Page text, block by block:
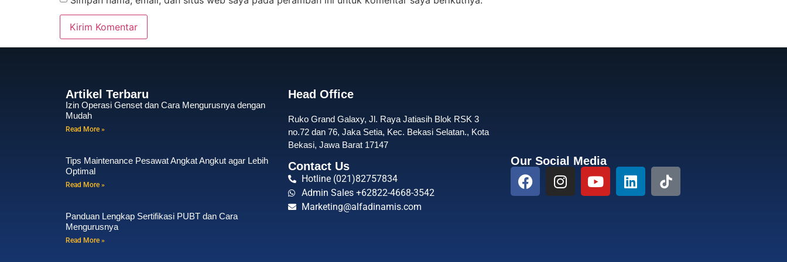
Artikel Terbaru
Izin Operasi Genset dan Cara Mengurusnya dengan
Mudah
Read More »
Tips Maintenance Pesawat Angkat Angkut agar Lebih
Optimal
Read More »
Panduan Lengkap Sertifikasi PUBT dan Cara
Mengurusnya
Read More »
Head Office
Ruko Grand Galaxy, Jl. Raya Jatiasih Blok RSK 3
no.72 dan 76, Jaka Setia, Kec. Bekasi Selatan., Kota
Bekasi, Jawa Barat 17147
Contact Us
Hotline (021)82757834
Admin Sales +62822-4668-3542
Marketing@alfadinamis.com
Our Social Media